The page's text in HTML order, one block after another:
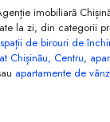
imobiliară
la zi, din categorii
spații de birouri de
Chișinău, Centru,
apartamente de